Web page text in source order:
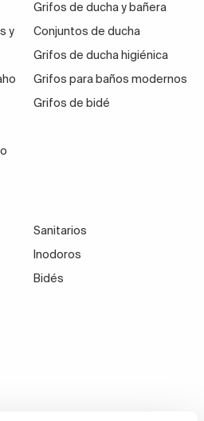
y
Grifos de ducha y bañera
Conjuntos de ducha
Grifos de ducha higiénica
Grifos para baños modernos
Grifos de bidé
Sanitarios
Inodoros
Bidés